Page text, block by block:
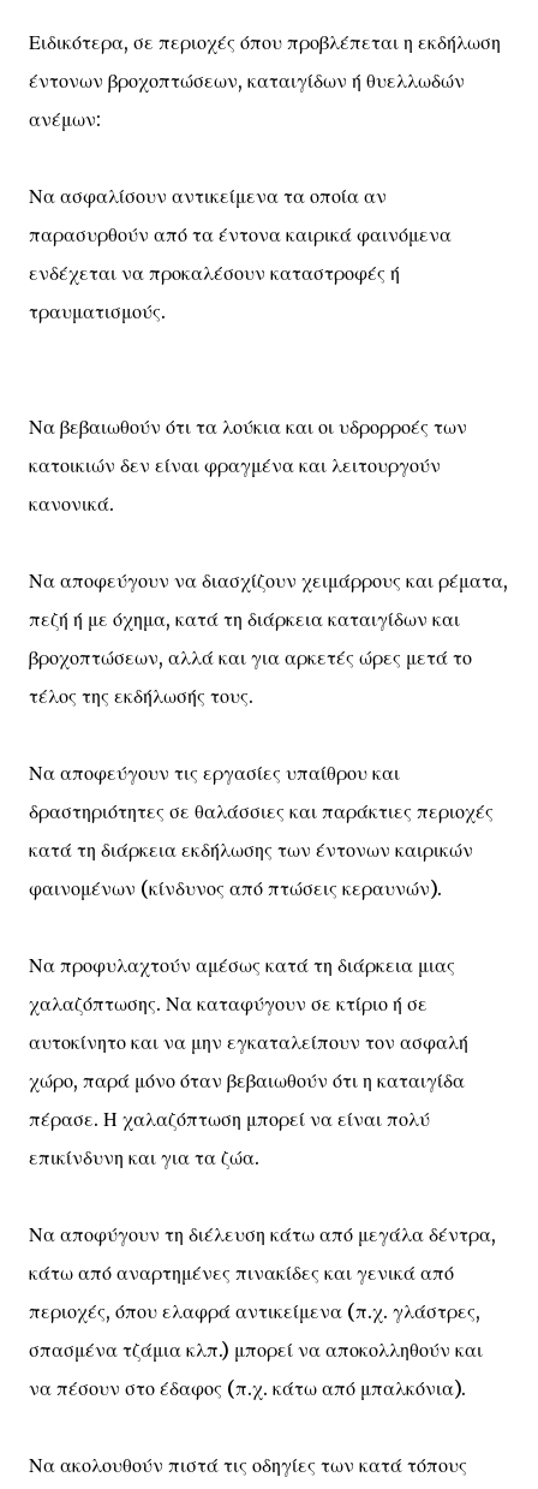
Ειδικότερα, σε περιοχές όπου προβλέπεται η εκδήλωση
έντονων βροχοπτώσεων, καταιγίδων ή θυελλωδών
ανέμων:
Να ασφαλίσουν αντικείμενα τα οποία αν
παρασυρθούν από τα έντονα καιρικά φαινόμενα
ενδέχεται να προκαλέσουν καταστροφές ή
τραυματισμούς.
Να βεβαιωθούν ότι τα λούκια και οι υδρορροές των
κατοικιών δεν είναι φραγμένα και λειτουργούν
κανονικά.
Να αποφεύγουν να διασχίζουν χειμάρρους και ρέματα,
πεζή ή με όχημα, κατά τη διάρκεια καταιγίδων και
βροχοπτώσεων, αλλά και για αρκετές ώρες μετά το
τέλος της εκδήλωσής τους.
Να αποφεύγουν τις εργασίες υπαίθρου και
δραστηριότητες σε θαλάσσιες και παράκτιες περιοχές
κατά τη διάρκεια εκδήλωσης των έντονων καιρικών
φαινομένων (κίνδυνος από πτώσεις κεραυνών).
Να προφυλαχτούν αμέσως κατά τη διάρκεια μιας
χαλαζόπτωσης. Να καταφύγουν σε κτίριο ή σε
αυτοκίνητο και να μην εγκαταλείπουν τον ασφαλή
χώρο, παρά μόνο όταν βεβαιωθούν ότι η καταιγίδα
πέρασε. Η χαλαζόπτωση μπορεί να είναι πολύ
επικίνδυνη και για τα ζώα.
Να αποφύγουν τη διέλευση κάτω από μεγάλα δέντρα,
κάτω από αναρτημένες πινακίδες και γενικά από
περιοχές, όπου ελαφρά αντικείμενα (π.χ. γλάστρες,
σπασμένα τζάμια κλπ.) μπορεί να αποκολληθούν και
να πέσουν στο έδαφος (π.χ. κάτω από μπαλκόνια).
Να ακολουθούν πιστά τις οδηγίες των κατά τόπους